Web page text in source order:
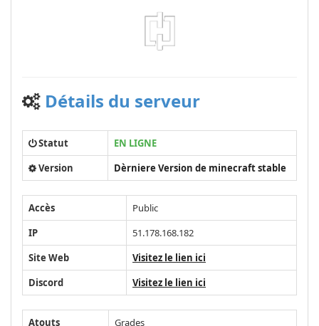
Détails du serveur
Statut
EN LIGNE
Version
Dèrniere Version de minecraft stable
Accès
Public
IP
51.178.168.182
Site Web
Visitez le lien ici
Discord
Visitez le lien ici
Atouts Grades